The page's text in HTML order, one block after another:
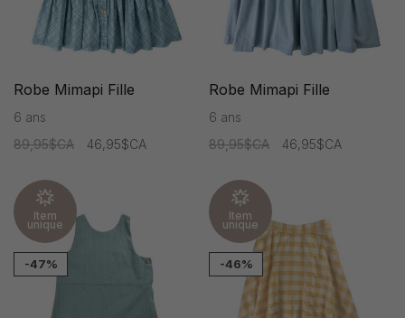
Robe Mimapi Fille
6 ans
89,95$CA
46,95$CA
Robe Mimapi Fille
6 ans
89,95$CA
46,95$CA
Item
unique
-47%
Item
unique
-46%